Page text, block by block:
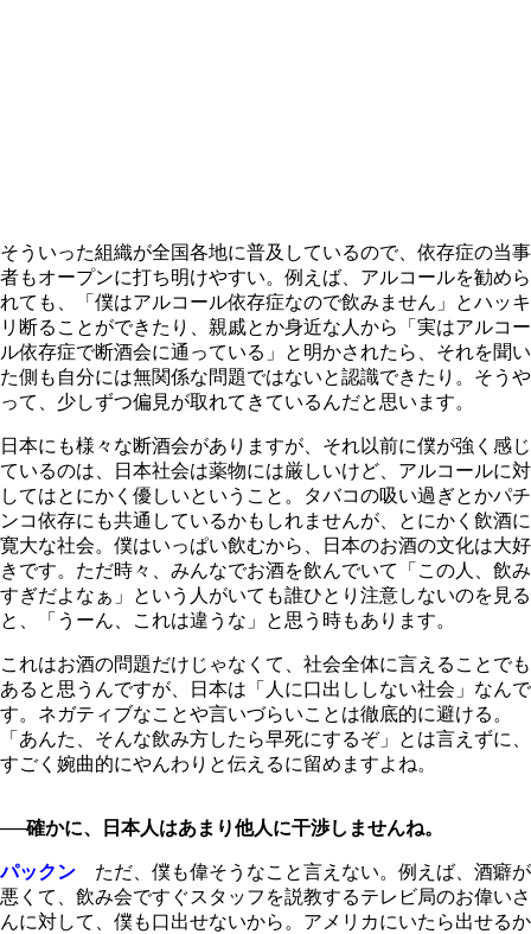
そういった組織が全国各地に普及しているので、依存症の当事
者もオープンに打ち明けやすい。例えば、アルコールを勧めら
れても、「僕はアルコール依存症なので飲みません」とハッキ
リ断ることができたり、親戚とか身近な人から「実はアルコー
ル依存症で断酒会に通っている」と明かされたら、それを聞い
た側も自分には無関係な問題ではないと認識できたり。そうや
って、少しずつ偏見が取れてきているんだと思います。
日本にも様々な断酒会がありますが、それ以前に僕が強く感じ
ているのは、日本社会は薬物には厳しいけど、アルコールに対
してはとにかく優しいということ。タバコの吸い過ぎとかパチ
ンコ依存にも共通しているかもしれませんが、とにかく飲酒に
寛大な社会。僕はいっぱい飲むから、日本のお酒の文化は大好
きです。ただ時々、みんなでお酒を飲んでいて「この人、飲み
すぎだよなぁ」という人がいても誰ひとり注意しないのを見る
と、「うーん、これは違うな」と思う時もあります。
これはお酒の問題だけじゃなくて、社会全体に言えることでも
あると思うんですが、日本は「人に口出ししない社会」なんで
す。ネガティブなことや言いづらいことは徹底的に避ける。
「あんた、そんな飲み方したら早死にするぞ」とは言えずに、
すごく婉曲的にやんわりと伝えるに留めますよね。
──確かに、日本人はあまり他人に干渉しませんね。
パックン
ただ、僕も偉そうなこと言えない。例えば、酒癖が
悪くて、飲み会ですぐスタッフを説教するテレビ局のお偉いさ
んに対して、僕も口出せないから。アメリカにいたら出せるか